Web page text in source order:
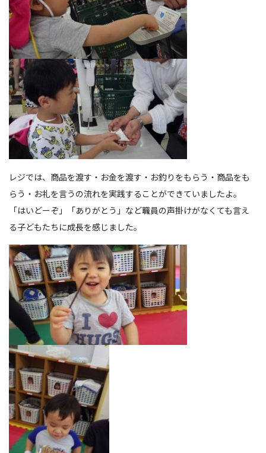
レジでは、商品を渡す・お金を渡す・お釣りをもらう・商品をも
らう・お礼を言うの流れを実践することができていましたよ。
「はいどーぞ」「ありがとう」など職員の声掛けがなくても言え
る子どもたちに成長を感じました。